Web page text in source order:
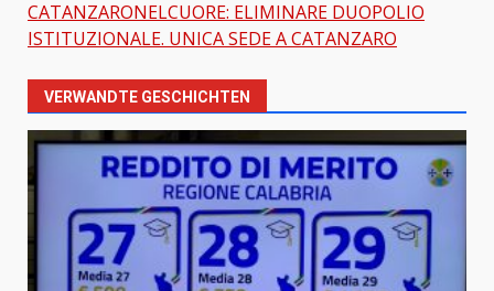
Beitragsnavigation
CATANZARONELCUORE: ELIMINARE DUOPOLIO
ISTITUZIONALE. UNICA SEDE A CATANZARO
VERWANDTE GESCHICHTEN